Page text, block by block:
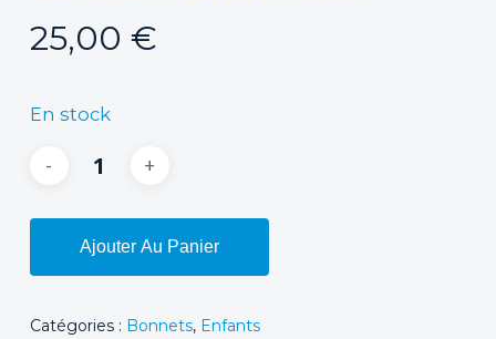
25,00 €
En stock
Ajouter Au Panier
Catégories : Bonnets, Enfants